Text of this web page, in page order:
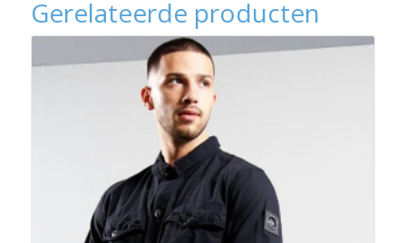
Gerelateerde producten